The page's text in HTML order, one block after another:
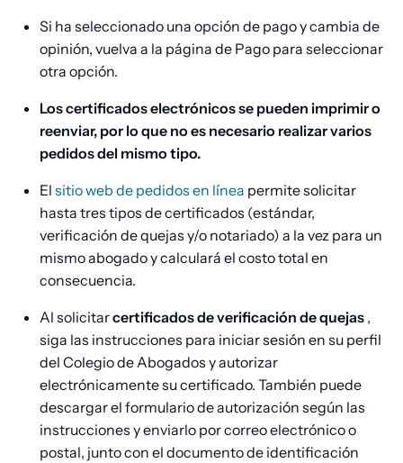
Si ha seleccionado una opción de pago y cambia de
opinión, vuelva a la página de Pago para seleccionar
otra opción.
Los certificados electrónicos se pueden imprimir o
reenviar, por lo que no es necesario realizar varios
pedidos del mismo tipo.
El sitio web de pedidos en línea permite solicitar
hasta tres tipos de certificados (estándar,
verificación de quejas y/o notariado) a la vez para un
mismo abogado y calculará el costo total en
consecuencia.
Al solicitarcertificados de verificación de quejas ,
siga las instrucciones para iniciar sesión en su perfil
del Colegio de Abogados y autorizar
electrónicamente su certificado. También puede
descargar el formulario de autorización según las
instrucciones y enviarlo por correo electrónico o
postal, junto con el documento de identificación